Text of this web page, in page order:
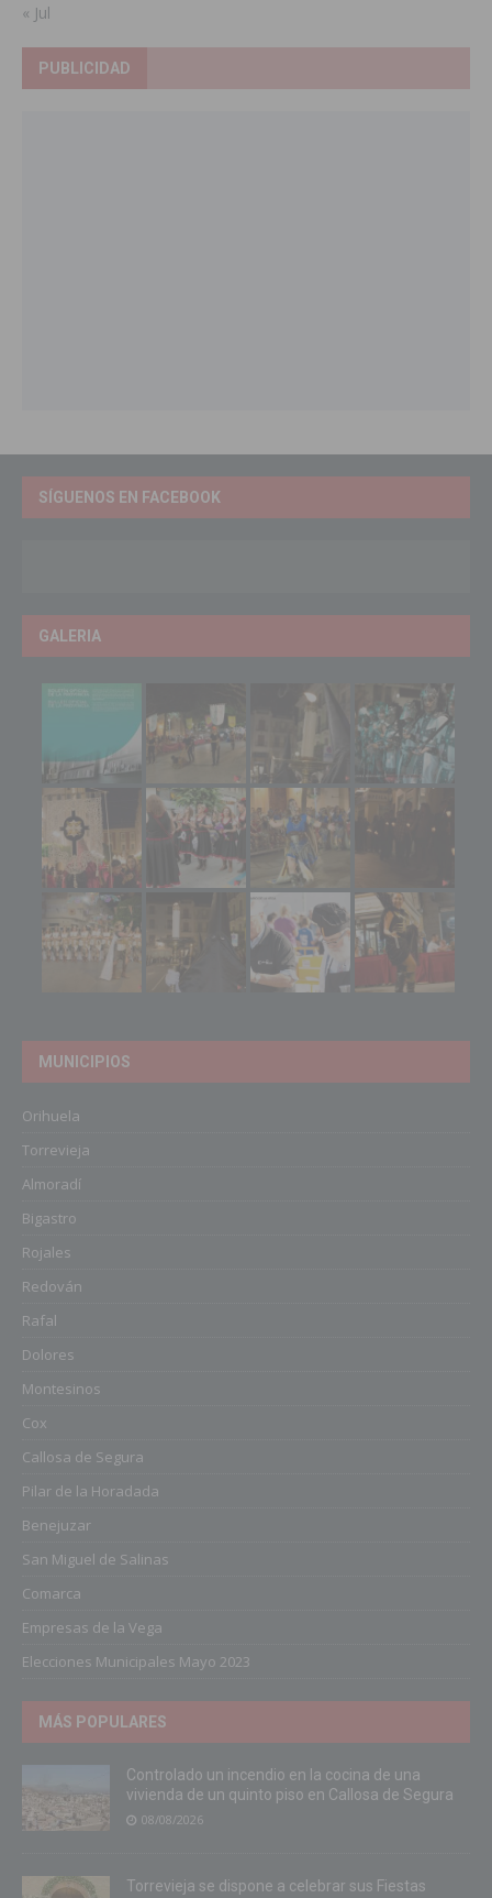
« Jul
PUBLICIDAD
SÍGUENOS EN FACEBOOK
GALERIA
MUNICIPIOS
Orihuela
Torrevieja
Almoradí
Bigastro
Rojales
Redován
Rafal
Dolores
Montesinos
Cox
Callosa de Segura
Pilar de la Horadada
Benejuzar
San Miguel de Salinas
Comarca
Empresas de la Vega
Elecciones Municipales Mayo 2023
MÁS POPULARES
Controlado un incendio en la cocina de una
vivienda de un quinto piso en Callosa de Segura
08/08/2026
Torrevieja se dispone a celebrar sus Fiestas